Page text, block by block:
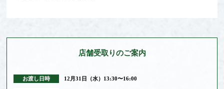
店舗受取りのご案内
お渡し日時 12月31日（水）13:30〜16:00